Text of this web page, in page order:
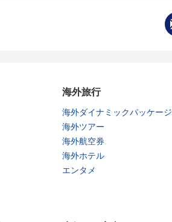
海外旅行
海外ダイナミックパッケージ
海外ツアー
海外航空券
海外ホテル
エンタメ